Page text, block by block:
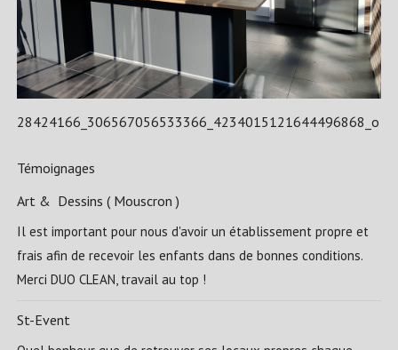
28424166_306567056533366_4234015121644496868_o
Témoignages
Art & Dessins ( Mouscron )
Il est important pour nous d'avoir un établissement propre et
frais afin de recevoir les enfants dans de bonnes conditions.
Merci DUO CLEAN, travail au top !
St-Event